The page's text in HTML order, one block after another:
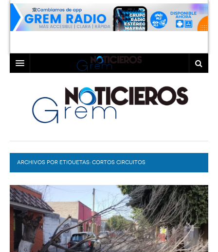
LAGUNA
TORREÓN
GÓMEZ PALACIO
LERDO
COAHUILA
DURANGO
DEPORTES
EXA
EL EXACTO
EXA INFORMA
GLOBO
CONTEXTOS
DIÁLOGOS CON LA HISTORIA
COLABORADORES
PC29
ACTUALIDADES GREM
ARCHIVOS POR ETIQUETAS: CORTOS CIRCUITOS